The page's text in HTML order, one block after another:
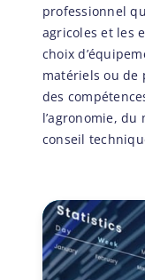
professionnel
agricoles et les
choix
matériels ou de
des
l’agronomie,
conseil